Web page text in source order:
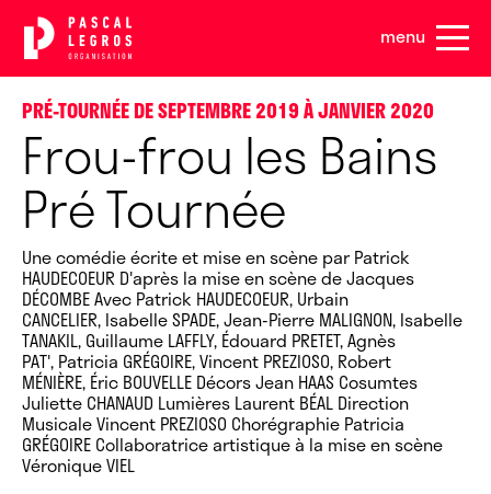
menu
PRÉ-TOURNÉE DE SEPTEMBRE 2019 À JANVIER 2020
Frou-frou les Bains
Pré Tournée
Une comédie écrite et mise en scène par Patrick
HAUDECOEUR D'après la mise en scène de Jacques
DÉCOMBE Avec Patrick HAUDECOEUR, Urbain
CANCELIER, Isabelle SPADE, Jean-Pierre MALIGNON, Isabelle
TANAKIL, Guillaume LAFFLY, Édouard PRETET, Agnès
PAT', Patricia GRÉGOIRE, Vincent PREZIOSO, Robert
MÉNIÈRE, Éric BOUVELLE Décors Jean HAAS Cosumtes
Juliette CHANAUD Lumières Laurent BÉAL Direction
Musicale Vincent PREZIOSO Chorégraphie Patricia
GRÉGOIRE Collaboratrice artistique à la mise en scène
Véronique VIEL